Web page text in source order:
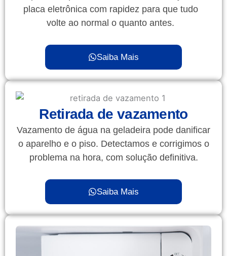
placa eletrônica com rapidez para que tudo
volte ao normal o quanto antes.
Saiba Mais
Retirada de vazamento
Vazamento de água na geladeira pode danificar
o aparelho e o piso. Detectamos e corrigimos o
problema na hora, com solução definitiva.
Saiba Mais